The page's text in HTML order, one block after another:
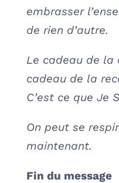
embrasser
de rien d’autre.
Le cadeau de la
cadeau de la
C’est ce que Je
On peut se
maintenant.
Fin du message